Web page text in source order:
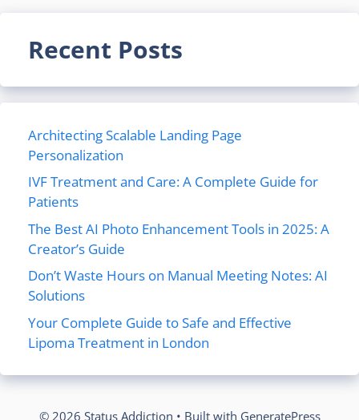
Recent Posts
Architecting Scalable Landing Page
Personalization
IVF Treatment and Care: A Complete Guide for
Patients
The Best AI Photo Enhancement Tools in 2025: A
Creator’s Guide
Don’t Waste Hours on Manual Meeting Notes: AI
Solutions
Your Complete Guide to Safe and Effective
Lipoma Treatment in London
© 2026 Status Addiction • Built with GeneratePress